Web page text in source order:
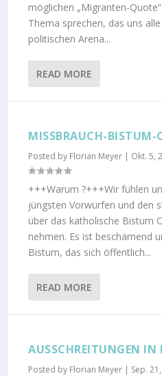
möglichen „Migranten-
Thema sprechen, das uns
politischen Arena...
READ MORE
MISSBRAUCH-BISTUM-
Posted by Florian Meyer | Okt. 5,
+++Warum ?+++Wir fühlen
jüngsten Vorwürfen und den
über das katholische Bistum
nehmen. Es ist beschämend
Bistum, das sich öffentlich...
READ MORE
AUSSCHREITUNGEN IN
Posted by Florian Meyer | Sep.